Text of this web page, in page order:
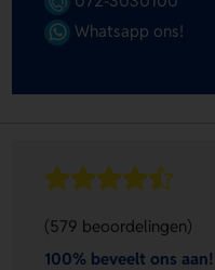
Whatsapp ons!
(579 beoordelingen)
100% beveelt ons aan!